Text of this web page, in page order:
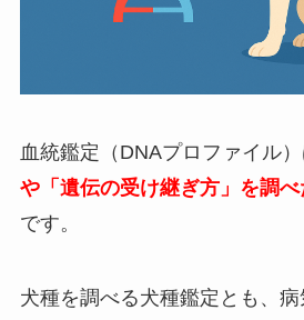
血統鑑定（DNAプロファイル）
や「遺伝の受け継ぎ方」を調
です。
犬種を調べる犬種鑑定とも、